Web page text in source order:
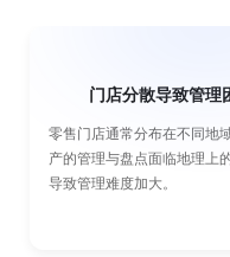
门店分散导致管理
零售门店通常分布在不同地
产的管理与盘点面临地理上
导致管理难度加大。